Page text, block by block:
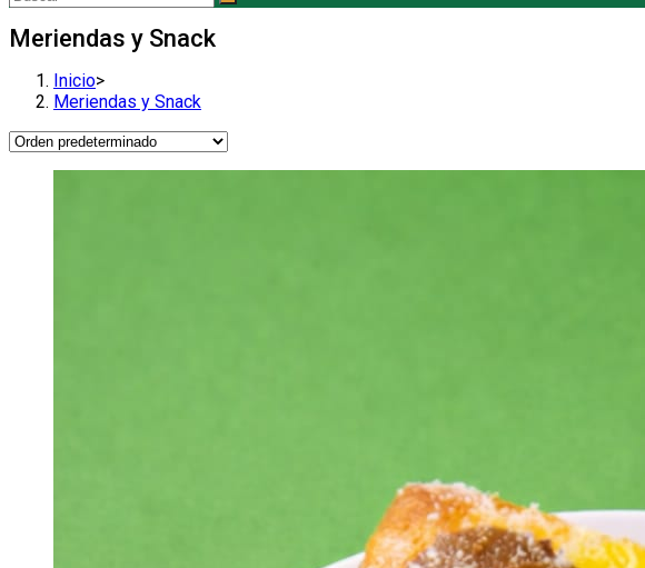
Meriendas y Snack
Inicio>
Meriendas y Snack